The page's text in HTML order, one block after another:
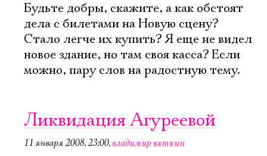
Будьте добры, скажите, а как обстоят
дела с билетами на Новую сцену?
Стало легче их купить? Я еще не видел
новое здание, но там своя касса? Если
можно, пару слов на радостную тему.
Ликвидация Агуреевой
11 января 2008, 23:00, владимир вяткин